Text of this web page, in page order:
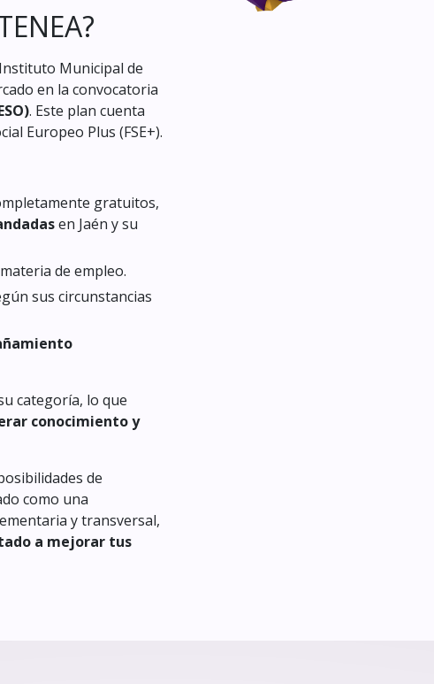
Municipal de
en la convocatoria
. Este plan cuenta
Europeo Plus (FSE+).
gratuitos,
en Jaén y su
de empleo.
sus circunstancias
categoría, lo que
conocimiento y
de
como una
y transversal,
a mejorar tus